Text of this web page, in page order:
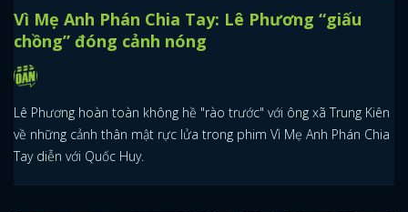
Vì Mẹ Anh Phán Chia Tay: Lê Phương “giấu
chồng” đóng cảnh nóng
Lê Phương hoàn toàn không hề "rào trước" với ông xã Trung Kiên
về những cảnh thân mật rực lửa trong phim Vì Mẹ Anh Phán Chia
Tay diễn với Quốc Huy.